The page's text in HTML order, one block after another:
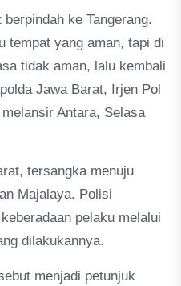
ke Tangerang.
tempat yang aman, tapi di
tidak aman, lalu kembali
Jawa Barat, Irjen Pol
Antara, Selasa
tersangka menuju
Majalaya. Polisi
pelaku melalui
dilakukannya.
menjadi petunjuk